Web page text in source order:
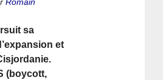
sa
et
(boycott,